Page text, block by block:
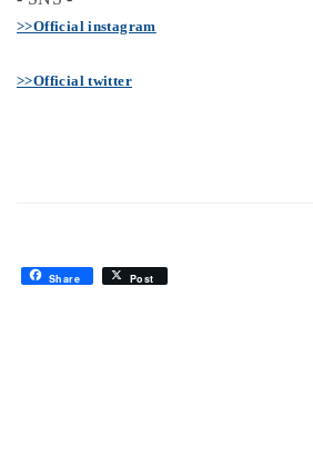
>>Official instagram
>>Official twitter
Share Post